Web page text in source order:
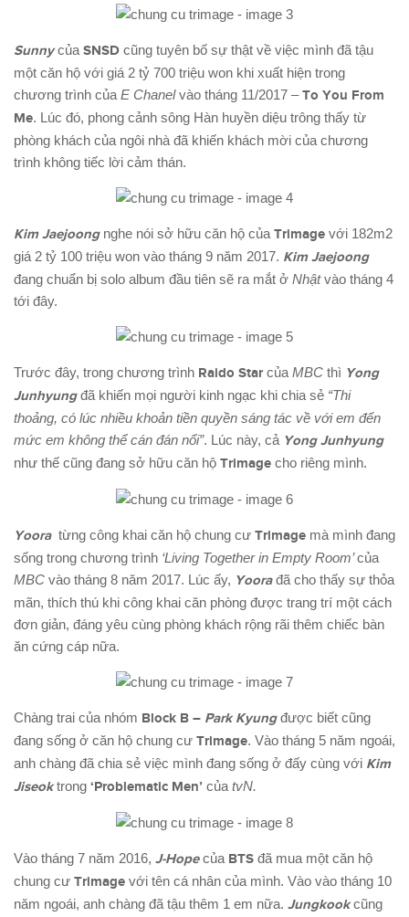
Sunnycủa SNSD cũng tuyên bố sự thật về việc mình đã tậu
một căn hộ với giá 2 tỷ 700 triệu won khi xuất hiện trong
chương trình của E Chanelvào tháng 11/2017 –To You From
Me. Lúc đó, phong cảnh sông Hàn huyền diệu trông thấy từ
phòng khách của ngôi nhà đã khiến khách mời của chương
trình không tiếc lời cảm thán.
Kim Jaejoongnghe nói sở hữu căn hộ của Trimage với 182m2
giá 2 tỷ 100 triệu won vào tháng 9 năm 2017. Kim Jaejoong
đang chuẩn bị solo album đầu tiên sẽ ra mắt ở Nhậtvào tháng 4
tới đây.
Trước đây, trong chương trình Raido Starcủa MBC thì Yong
Junhyungđã khiến mọi người kinh ngạc khi chia sẻ “Thi
thoảng, có lúc nhiều khoản tiền quyền sáng tác về với em đến
mức em không thể cán đán nổi”. Lúc này, cảYong Junhyung
như thế cũng đang sở hữu căn hộ Trimage cho riêng mình.
Yooratừng công khai căn hộ chung cư Trimage mà mình đang
sống trong chương trình ‘Living Together in Empty Room’của
MBC vào tháng 8 năm 2017. Lúc ấy, Yoorađã cho thấy sự thỏa
mãn, thích thú khi công khai căn phòng được trang trí một cách
đơn giản, đáng yêu cùng phòng khách rộng rãi thêm chiếc bàn
ăn cứng cáp nữa.
Chàng trai của nhóm Block B – Park Kyungđược biết cũng
đang sống ở căn hộ chung cư Trimage. Vào tháng 5 năm ngoái,
anh chàng đã chia sẻ việc mình đang sống ở đấy cùng với Kim
Jiseoktrong ‘Problematic Men’ của tvN.
Vào tháng 7 năm 2016, J-Hopecủa BTS đã mua một căn hộ
chung cư Trimage với tên cá nhân của mình. Vào vào tháng 10
năm ngoái, anh chàng đã tậu thêm 1 em nữa. Jungkookcũng